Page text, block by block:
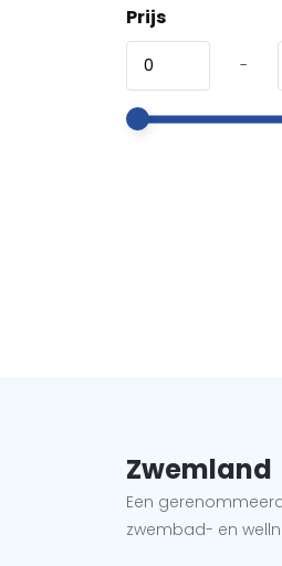
Prijs
-
Zwemland
Een
zwembad- en